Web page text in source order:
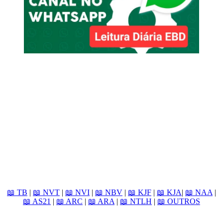
📖 TB | 📖 NVT | 📖 NVI | 📖 NBV | 📖 KJF | 📖 KJA| 📖 NAA |
📖 AS21 | 📖 ARC | 📖 ARA | 📖 NTLH | 📖 OUTROS